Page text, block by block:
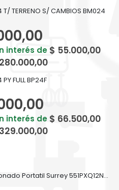
T/ TERRENO S/ CAMBIOS BM024
interés de $ 55.000,00
280.000,00
FULL BP24F
interés de $ 66.500,00
329.000,00
Aire Acondicionado Portatil Surrey 551PXQ12N81F Frio/Calor 3010